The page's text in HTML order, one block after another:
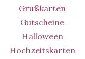
Grußkarten
Gutscheine
Halloween
Hochzeitskarten